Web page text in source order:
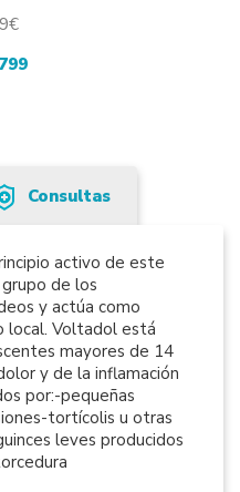
Consultas
activo de este
de los
y actúa como
local. Voltadol está
mayores de 14
y de la inflamación
por:-pequeñas
tortícolis u otras
leves producidos